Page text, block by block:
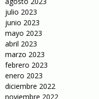
julio 2023
junio 2023
mayo 2023
abril 2023
marzo 2023
febrero 2023
enero 2023
diciembre 2022
noviembre 2022